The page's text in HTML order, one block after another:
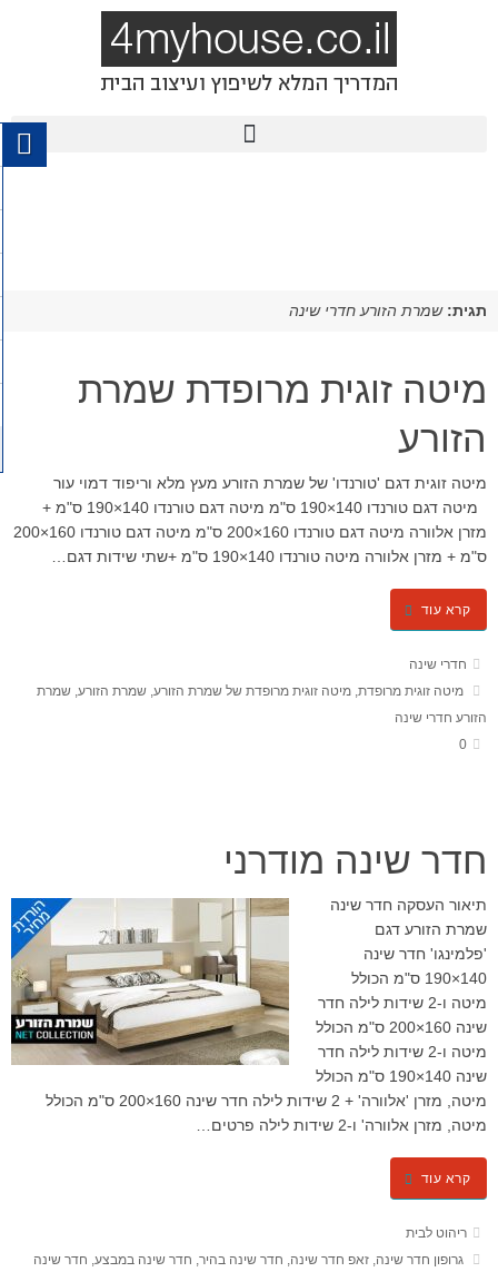
תגית:שמרת הזורע חדרי שינה
מיטה זוגית מרופדת שמרת
הזורע
מיטה זוגית דגם 'טורנדו' של שמרת הזורע מעץ מלא וריפוד דמוי עור
מיטה דגם טורנדו 140×190 ס"מ ​מיטה דגם טורנדו 140×190 ס"מ +
מזרן אלוורה מיטה דגם טורנדו 160×200 ס"מ מיטה דגם טורנדו 160×200
ס"מ + מזרן אלוורה מיטה טורנדו 140×190 ס"מ +שתי שידות דגם…
קרא עוד
חדרי שינה
מיטה זוגית מרופדת, מיטה זוגית מרופדת של שמרת הזורע, שמרת הזורע, שמרת
הזורע חדרי שינה
0
חדר שינה מודרני
תיאור העסקה חדר שינה
שמרת הזורע דגם
'פלמינגו' חדר שינה
140×190 ס"מ הכולל
מיטה ו-2 שידות לילה חדר
שינה 160×200 ס"מ הכולל
מיטה ו-2 שידות לילה חדר
שינה 140×190 ס"מ הכולל
מיטה, מזרן 'אלוורה' + 2 שידות לילה חדר שינה 160×200 ס"מ הכולל
מיטה, מזרן אלוורה' ו-2 שידות לילה פרטים…
קרא עוד
ריהוט לבית
גרופון חדר שינה זאפ חדר שינה חדר שינה בהיר, חדר שינה במבצע, חדר שינה